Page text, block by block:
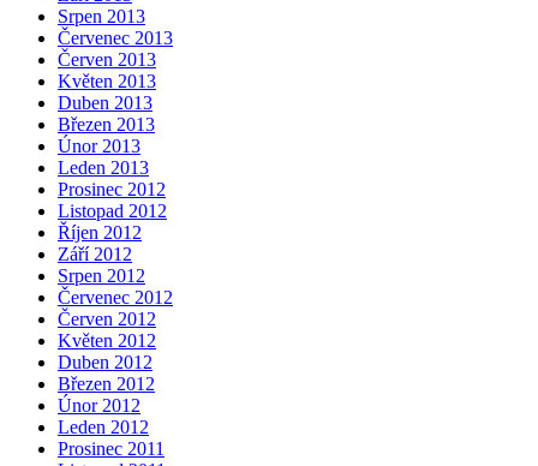
Srpen 2013
Červenec 2013
Červen 2013
Květen 2013
Duben 2013
Březen 2013
Únor 2013
Leden 2013
Prosinec 2012
Listopad 2012
Říjen 2012
Září 2012
Srpen 2012
Červenec 2012
Červen 2012
Květen 2012
Duben 2012
Březen 2012
Únor 2012
Leden 2012
Prosinec 2011